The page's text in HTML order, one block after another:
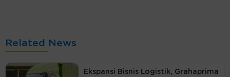
Related News
Ekspansi Bisnis Logistik, Grahaprima